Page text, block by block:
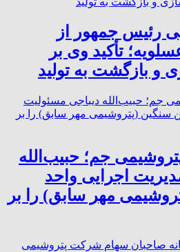
رئیس جمهور از
تأکید وی بر
و بازگشت به تولید
جم؛ حبیب‌الله
اجرایی واحد
مهر سابق) را بر